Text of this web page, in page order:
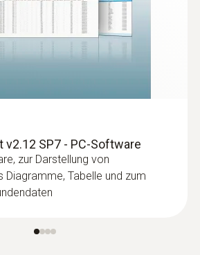
v2.12 SP7 - PC-Software
zur Darstellung von
Diagramme, Tabelle und zum